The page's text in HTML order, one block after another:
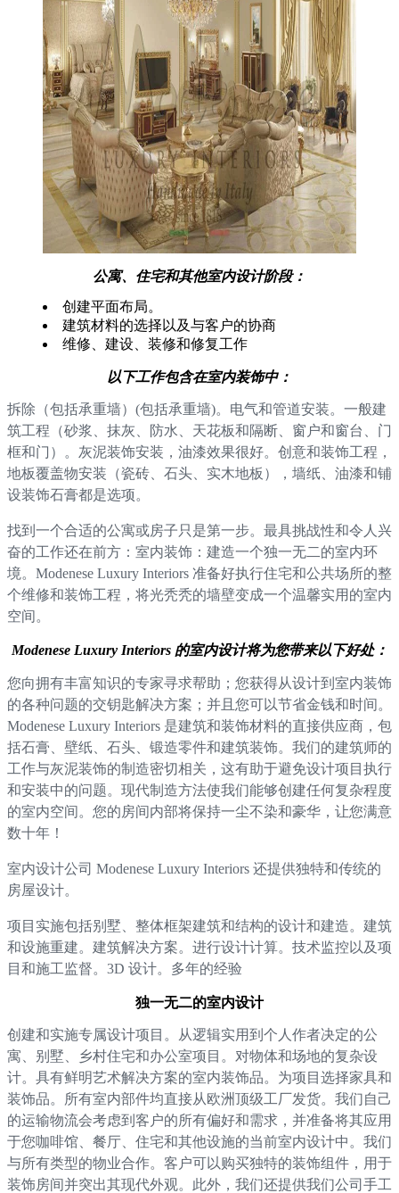
公寓、住宅和其他室内设计阶段：
创建平面布局。
建筑材料的选择以及与客户的协商
维修、建设、装修和修复工作
以下工作包含在室内装饰中：
拆除（包括承重墙）(包括承重墙)。电气和管道安装。一般建
筑工程（砂浆、抹灰、防水、天花板和隔断、窗户和窗台、门
框和门）。灰泥装饰安装，油漆效果很好。创意和装饰工程，
地板覆盖物安装（瓷砖、石头、实木地板），墙纸、油漆和铺
设装饰石膏都是选项。
找到一个合适的公寓或房子只是第一步。最具挑战性和令人兴
奋的工作还在前方：室内装饰：建造一个独一无二的室内环
境。Modenese Luxury Interiors 准备好执行住宅和公共场所的整
个维修和装饰工程，将光秃秃的墙壁变成一个温馨实用的室内
空间。
Modenese Luxury Interiors 的室内设计将为您带来以下好处：
您向拥有丰富知识的专家寻求帮助；您获得从设计到室内装饰
的各种问题的交钥匙解决方案；并且您可以节省金钱和时间。
Modenese Luxury Interiors 是建筑和装饰材料的直接供应商，包
括石膏、壁纸、石头、锻造零件和建筑装饰。我们的建筑师的
工作与灰泥装饰的制造密切相关，这有助于避免设计项目执行
和安装中的问题。现代制造方法使我们能够创建任何复杂程度
的室内空间。您的房间内部将保持一尘不染和豪华，让您满意
数十年！
室内设计公司 Modenese Luxury Interiors 还提供独特和传统的
房屋设计。
项目实施包括别墅、整体框架建筑和结构的设计和建造。建筑
和设施重建。建筑解决方案。进行设计计算。技术监控以及项
目和施工监督。3D 设计。多年的经验
独一无二的室内设计
创建和实施专属设计项目。从逻辑实用到个人作者决定的公
寓、别墅、乡村住宅和办公室项目。对物体和场地的复杂设
计。具有鲜明艺术解决方案的室内装饰品。为项目选择家具和
装饰品。所有室内部件均直接从欧洲顶级工厂发货。我们自己
的运输物流会考虑到客户的所有偏好和需求，并准备将其应用
于您咖啡馆、餐厅、住宅和其他设施的当前室内设计中。我们
与所有类型的物业合作。客户可以购买独特的装饰组件，用于
装饰房间并突出其现代外观。此外，我们还提供我们公司手工